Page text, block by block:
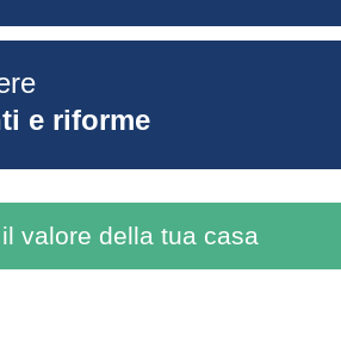
valore della tua casa
e riforme